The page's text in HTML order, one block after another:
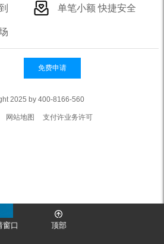
单笔小额 快捷安全
免费申请
2025 by 400-8166-560
网站地图 支付许业务许可
窗口 顶部